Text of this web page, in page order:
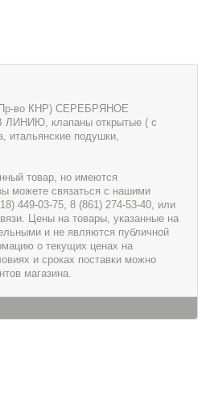
во КНР) СЕРЕБРЯНОЕ
ЛИНИЮ, клапаны открытые ( с
итальянские подушки,
товар, но имеются
можете связаться с нашими
449-03-75, 8 (861) 274-53-40, или
Цены на товары, указанные на
и не являются публичной
о текущих ценах на
и сроках поставки можно
магазина.